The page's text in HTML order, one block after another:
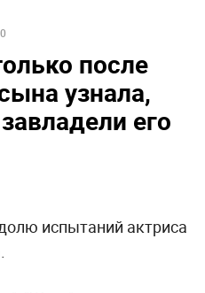
после
узнала,
его
испытаний актриса